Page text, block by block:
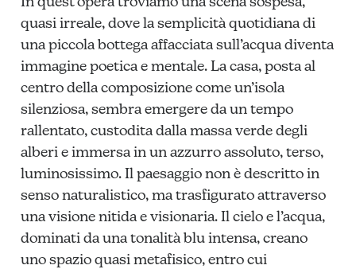
quasi irreale, dove la semplicità quotidiana di
una piccola bottega affacciata sull’acqua diventa
immagine poetica e mentale. La casa, posta al
centro della composizione come un’isola
silenziosa, sembra emergere da un tempo
rallentato, custodita dalla massa verde degli
alberi e immersa in un azzurro assoluto, terso,
luminosissimo. Il paesaggio non è descritto in
senso naturalistico, ma trasfigurato attraverso
una visione nitida e visionaria. Il cielo e l’acqua,
dominati da una tonalità blu intensa, creano
uno spazio quasi metafisico, entro cui